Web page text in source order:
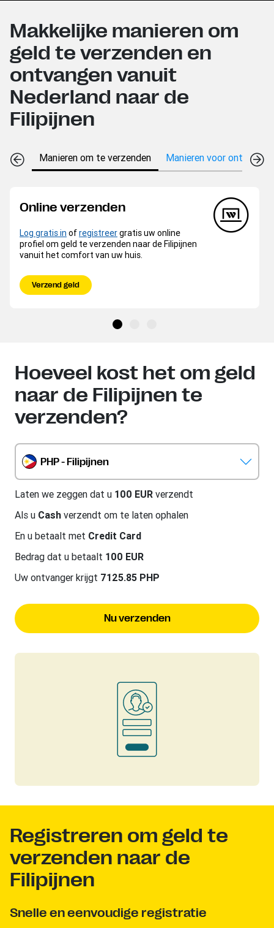
Makkelijke manieren om
geld te verzenden en
ontvangen vanuit
Nederland naar de
Filipijnen
Manieren om te verzenden Manieren voor ontvangen
Online verzenden
Log gratis in ofregistreergratis uw online
profiel om geld te verzenden naar de Filipijnen
vanuit het comfort van uw huis.
Verzend geld
Hoeveel kost het om geld
naar de Filipijnen te
verzenden?
PHP - Filipijnen
Laten we zeggen dat u 100 EUR verzendt
Als u Cash verzendt om te laten ophalen
En u betaalt met Credit Card
Bedrag dat u betaalt 100 EUR
Uw ontvanger krijgt 7125.85 PHP
Nu verzenden
Registreren om geld te
verzenden naar de
Filipijnen
Snelle en eenvoudige registratie